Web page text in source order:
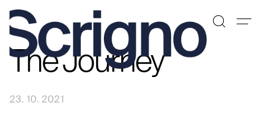
Přeskočit
The Journey
23. 10. 2021